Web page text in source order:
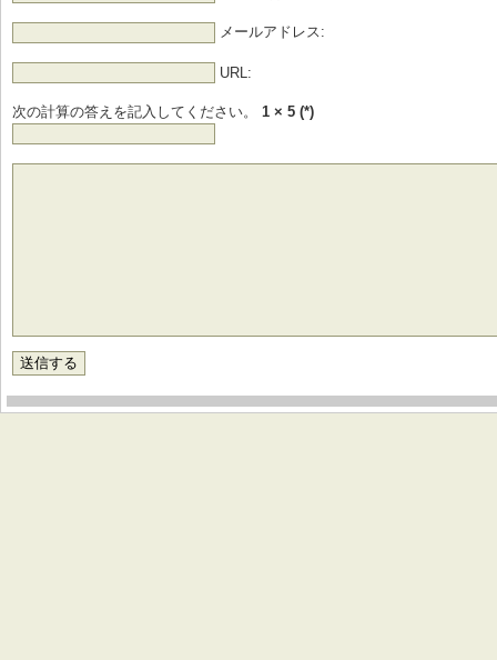
メールアドレス:
URL:
次の計算の答えを記入してください。 1 × 5 (*)